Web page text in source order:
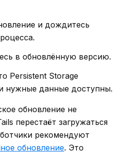
и дождитесь
в обновлённую версию.
Persistent Storage
нужные данные доступны.
обновление не
перестаёт загружаться
рекомендуют
обновление. Это